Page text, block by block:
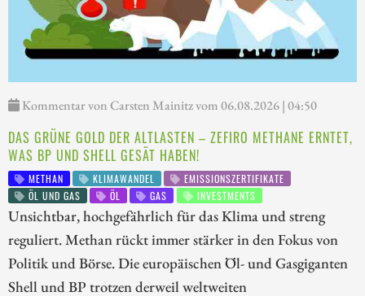
Kommentar von Carsten Mainitz vom 06.08.2026 | 04:50
DAS GRÜNE GOLD DER ALTLASTEN – ZEFIRO METHANE ERNTET,
WAS BP UND SHELL GESÄT HABEN!
METHAN KLIMAWANDEL
EMISSIONSZERTIFIKATE
ÖL UND GAS
ÖL GAS INVESTMENTS
Unsichtbar, hochgefährlich für das Klima und streng
reguliert. Methan rückt immer stärker in den Fokus von
Politik und Börse. Die europäischen Öl- und Gasgiganten
Shell und BP trotzen derweil weltweiten